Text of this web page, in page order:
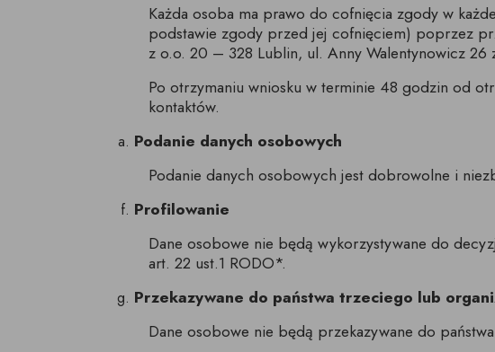
Każda osoba ma prawo do cofnięcia zgody w
podstawie zgody przed jej cofnięciem) poprzez
z o.o. 20 – 328 Lublin, ul. Anny Walentynowicz 26
Po otrzymaniu wniosku w terminie 48 godzin od
kontaktów.
Podanie danych osobowych
Podanie danych osobowych jest dobrowolne i
Profilowanie
Dane osobowe nie będą wykorzystywane do
art. 22 ust.1 RODO*.
Przekazywane do państwa trzeciego lub
Dane osobowe nie będą przekazywane do